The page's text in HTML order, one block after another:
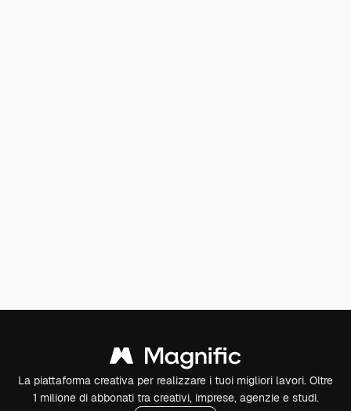
La piattaforma creativa per realizzare i tuoi migliori lavori. Oltre
1 milione di abbonati tra creativi, imprese, agenzie e studi.